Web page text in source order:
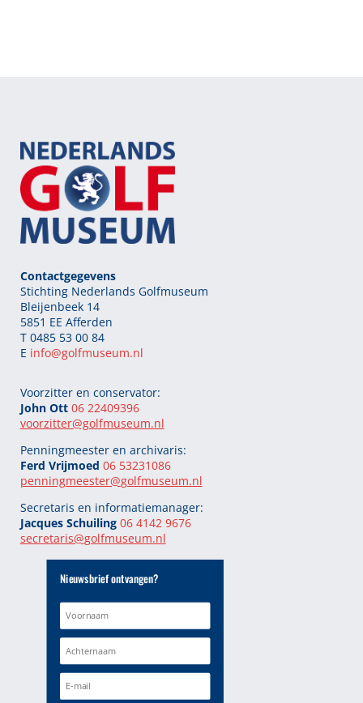
Contactgegevens
Stichting Nederlands Golfmuseum
Bleijenbeek 14
5851 EE Afferden
T 0485 53 00 84
E info@golfmuseum.nl
Voorzitter en conservator:
John Ott 06 22409396
voorzitter@golfmuseum.nl
Penningmeester en archivaris:
Ferd Vrijmoed 06 53231086
penningmeester@golfmuseum.nl
Secretaris en informatiemanager:
Jacques Schuiling 06 4142 9676
secretaris@golfmuseum.nl
Nieuwsbrief ontvangen?